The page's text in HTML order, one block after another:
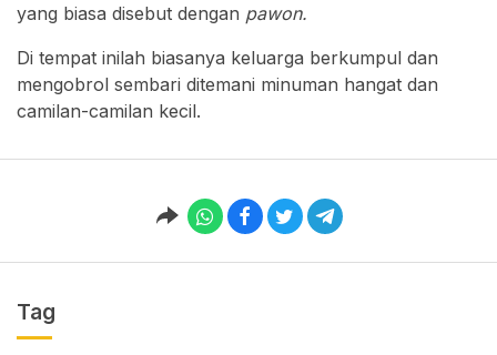
yang biasa disebut dengan pawon.
Di tempat inilah biasanya keluarga berkumpul dan
mengobrol sembari ditemani minuman hangat dan
camilan-camilan kecil.
Tag